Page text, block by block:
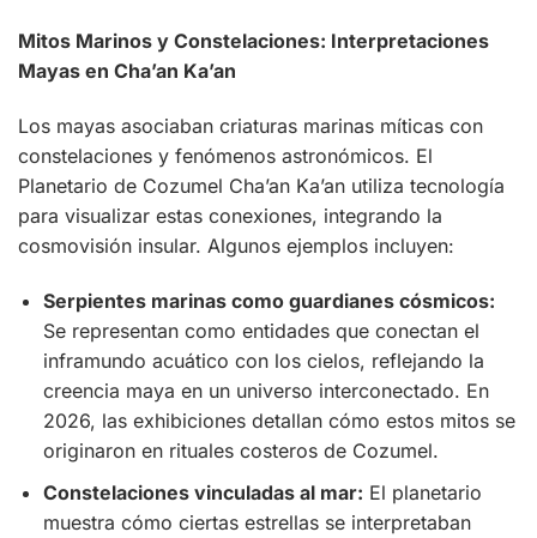
Mitos Marinos y Constelaciones: Interpretaciones
Mayas en Cha’an Ka’an
Los mayas asociaban criaturas marinas míticas con
constelaciones y fenómenos astronómicos. El
Planetario de Cozumel Cha’an Ka’an utiliza tecnología
para visualizar estas conexiones, integrando la
cosmovisión insular. Algunos ejemplos incluyen:
Serpientes marinas como guardianes cósmicos:
Se representan como entidades que conectan el
inframundo acuático con los cielos, reflejando la
creencia maya en un universo interconectado. En
2026, las exhibiciones detallan cómo estos mitos se
originaron en rituales costeros de Cozumel.
Constelaciones vinculadas al mar: El planetario
muestra cómo ciertas estrellas se interpretaban